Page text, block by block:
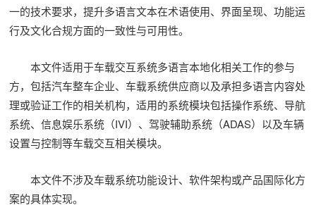
一的技术要求，提升多语言文本在术语使用、界面呈现、功能运
行及文化合规方面的一致性与可用性。
本文件适用于车载交互系统多语言本地化相关工作的参与
方，包括汽车整车企业、车载系统供应商以及承担多语言内容处
理或验证工作的相关机构，适用的系统模块包括操作系统、导航
系统、信息娱乐系统（IVI）、驾驶辅助系统（ADAS）以及车辆
设置与控制等车载交互相关模块。
本文件不涉及车载系统功能设计、软件架构或产品国际化方
案的具体实现。